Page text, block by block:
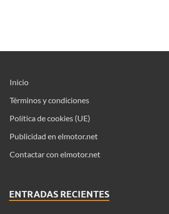
Inicio
Términos y condiciones
Política de cookies (UE)
Publicidad en elmotor.net
Contactar con elmotor.net
ENTRADAS RECIENTES